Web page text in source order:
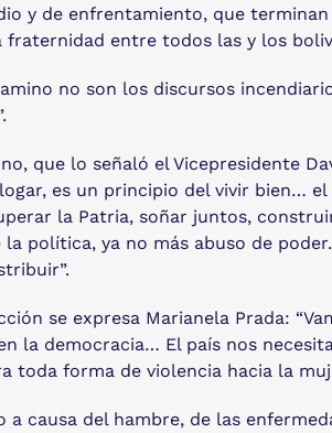
y de enfrentamiento, que
fraternidad entre todos las y los
no son los discursos
que lo señaló el Vicepresidente
es un principio del vivir bien…
la Patria, soñar juntos,
política, ya no más abuso de
se expresa Marianela Prada:
la democracia… El país nos
toda forma de violencia hacia la
a causa del hambre, de las